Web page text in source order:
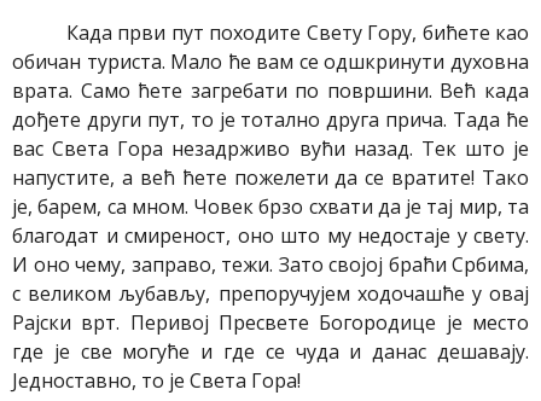
Када први пут походите Свету Гору, бићете као
обичан туриста. Мало ће вам се одшкринути духовна
врата. Само ћете загребати по површини. Већ када
дођете други пут, то је тотално друга прича. Тада ће
вас Света Гора незадрживо вући назад. Тек што је
напустите, а већ ћете пожелети да се вратите! Тако
је, барем, са мном. Човек брзо схвати да је тај мир, та
благодат и смиреност, оно што му недостаје у свету.
И оно чему, заправо, тежи. Зато својој браћи Србима,
с великом љубављу, препоручујем ходочашће у овај
Рајски врт. Перивој Пресвете Богородице је место
где је све могуће и где се чуда и данас дешавају.
Једноставно, то је Света Гора!